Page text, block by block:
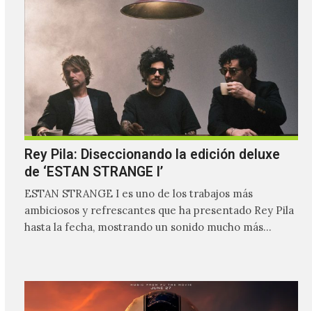
Rey Pila: Diseccionando la edición deluxe
de ‘ESTAN STRANGE I’
ESTAN STRANGE I es uno de los trabajos más
ambiciosos y refrescantes que ha presentado Rey Pila
hasta la fecha, mostrando un sonido mucho más…